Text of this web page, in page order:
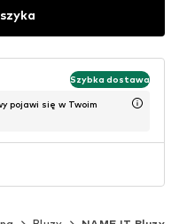
Szybka dostawa
pojawi się w Twoim